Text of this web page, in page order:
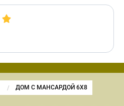
CURRENT:
ДОМ С МАНСАРДОЙ 6Х8